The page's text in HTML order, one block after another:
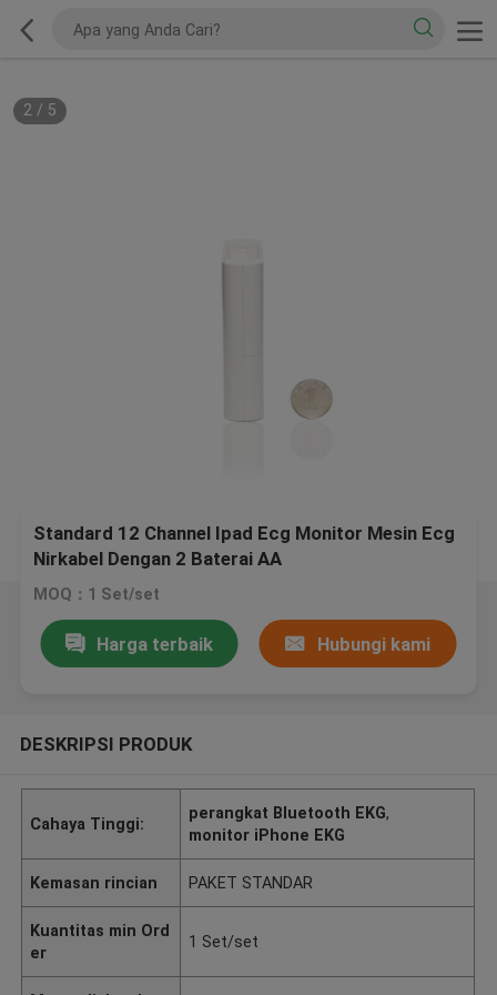
2/ 5
Standard 12 Channel Ipad Ecg Monitor Mesin Ecg
Nirkabel Dengan 2 Baterai AA
MOQ：1 Set/set
Harga terbaik Hubungi kami
DESKRIPSI PRODUK
Cahaya Tinggi:
perangkat Bluetooth EKG,
monitor iPhone EKG
Kemasan rincian PAKET STANDAR
Kuantitas min Ord
er
1 Set/set